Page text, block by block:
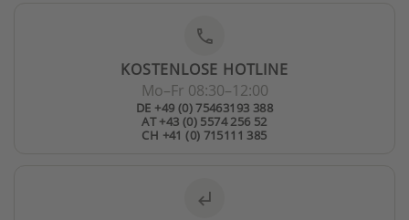
phone
KOSTENLOSE HOTLINE
Mo–Fr 08:30–12:00
DE +49 (0) 75463193 388
AT +43 (0) 5574 256 52
CH +41 (0) 715111 385
subdirectory_arrow_left